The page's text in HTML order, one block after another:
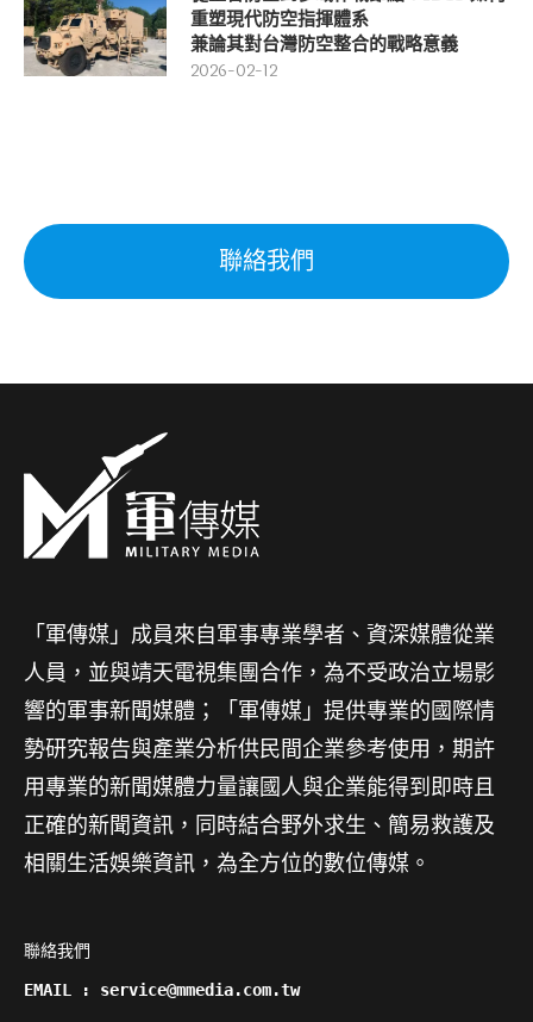
重塑現代防空指揮體系
兼論其對台灣防空整合的戰略意義
2026-02-12
聯絡我們
「軍傳媒」成員來自軍事專業學者、資深媒體從業
人員，並與靖天電視集團合作，為不受政治立場影
響的軍事新聞媒體；「軍傳媒」提供專業的國際情
勢研究報告與產業分析供民間企業參考使用，期許
用專業的新聞媒體力量讓國人與企業能得到即時且
正確的新聞資訊，同時結合野外求生、簡易救護及
相關生活娛樂資訊，為全方位的數位傳媒。
聯絡我們
EMAIL : service@mmedia.com.tw